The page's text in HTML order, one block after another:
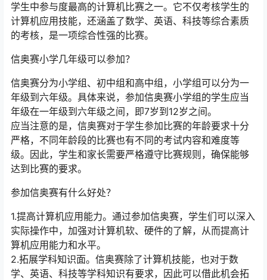
学生中参与度最高的计算机比赛之一。它不仅考核学生的
计算机应用技能，还涵盖了数学、英语、科技等综合素质
的考核，是一项综合性强的比赛。
信奥赛小学几年级可以参加？
信奥赛分为小学组、初中组和高中组，小学组可以分为一
年级到六年级。具体来说，参加信奥赛小学组的学生应当
年级在一年级到六年级之间，即7岁到12岁之间。
应当注意的是，信奥赛对于学生参加比赛的年龄要求十分
严格，不同年龄段的比赛也有不同的考试内容和难度等
级。因此，学生和家长需要严格遵守比赛规则，确保能够
达到比赛的要求。
参加信奥赛有什么好处？
1.提高计算机应用能力。通过参加信奥赛，学生们可以深入
实际操作中，加强对计算机软、硬件的了解，从而提高计
算机应用能力和水平。
2.拓展学科知识面。信奥赛除了计算机技能，也对于数
学、英语、科技等学科知识有要求，因此可以借此机会拓